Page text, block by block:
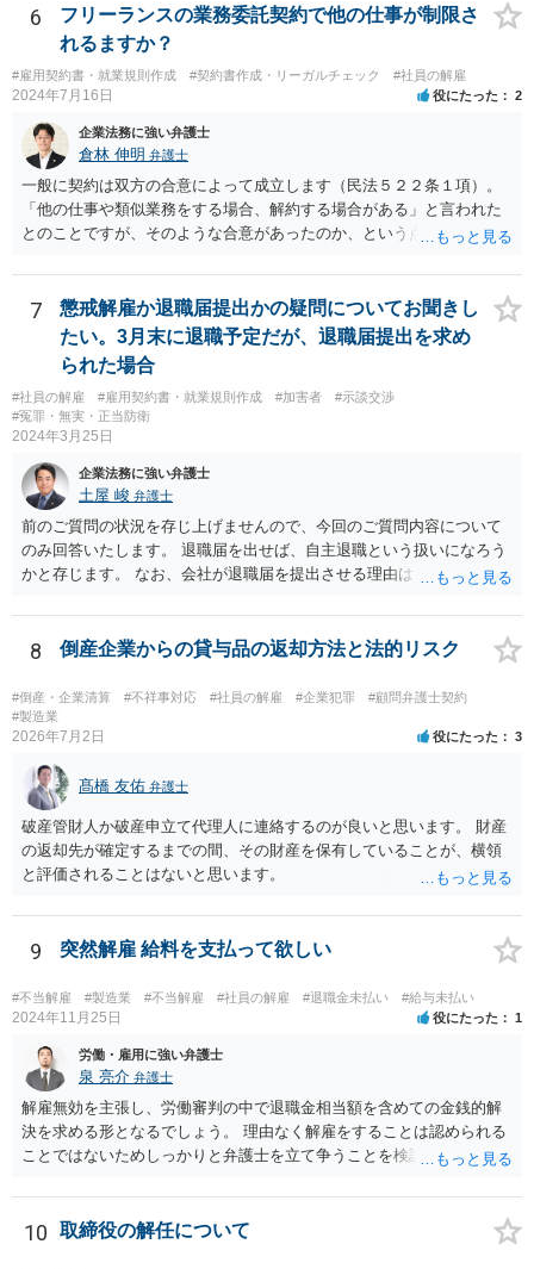
行があるということであれば、 その部分を主張できるかを検討するこ
ととなります。
6
フリーランスの業務委託契約で他の仕事が制限さ
れるますか？
#雇用契約書・就業規則作成 #契約書作成・リーガルチェック #社員の解雇
2024年7月16日 役にたった 2
企業法務に強い弁護士
倉林 伸明 弁護士
一般に契約は双方の合意によって成立します（民法５２２条１項）。
「他の仕事や類似業務をする場合、解約する場合がある」と言われた
とのことですが、そのような合意があったのか、という点を最初に確
ったのではないでしょうか。 また、フリーランスの方との取引で、
「紙の書面で契約締結を行っているのは全体の4割弱にとどまってい
る」との報告もあります（「フリーランス白書２０２０」）。「トラ
ブルが発生している取引の45.5%が口頭による契約締結であり、口約
束の横行がトラブルを生じやすくしている」とも。（同） 詳しくお話
を伺う必要がありますが、”言われた”ということで、もしかしたら書面
で契約を締結していないのかもしれません。契約書がないためにトラ
ブルが生じることは上記のとおり珍しくありません。 もし契約書がな
いようでしたら、ご自身の権利を守り義務の範囲を明確にするため、
契約書を作成することをお勧めします。 契約書の支援について、弁護
士にご相談されるのもお勧めです。
7
懲戒解雇か退職届提出かの疑問についてお聞きし
たい。3月末に退職予定だが、退職届提出を求め
られた場合
#社員の解雇 #雇用契約書・就業規則作成 #加害者
#示談交渉
#冤罪・無実・正当防衛
2024年3月25日
企業法務に強い弁護士
土屋 峻 弁護士
前のご質問の状況を存じ上げませんので、今回のご質問内容について
のみ回答いたします。 退職届を出せば、自主退職という扱いになろう
かと存じます。 なお、会社が退職届を提出させる理由は、後日解雇無
ったと体裁を整えるためであることが多いです。 ただ、実際に懲戒解
雇事由が認められそうなのであれば、穏便な形である自主退職をした
8 倒産企業からの貸与品の返却方法と法的リスク
#倒産・企業清算 #不祥事対応 #社員の解雇 #企業犯罪
#顧問弁護士契約
#製造業
2026年7月2日 役にたった 3
髙橋 友佑 弁護士
破産管財人か破産申立て代理人に連絡するのが良いと思います。 財産
の返却先が確定するまでの間、その財産を保有していることが、横領
と評価されることはないと思います。
9 突然解雇 給料を支払って欲しい
#不当解雇 #製造業 #不当解雇 #社員の解雇 #退職金未払い #給与未払い
2024年11月25日 役にたった 1
労働・雇用に強い弁護士
泉 亮介 弁護士
解雇無効を主張し、労働審判の中で退職金相当額を含めての金銭的解
決を求める形となるでしょう。 理由なく解雇をすることは認められる
ことではないためしっかりと弁護士を立て争うことを検討されて良い
10 取締役の解任について